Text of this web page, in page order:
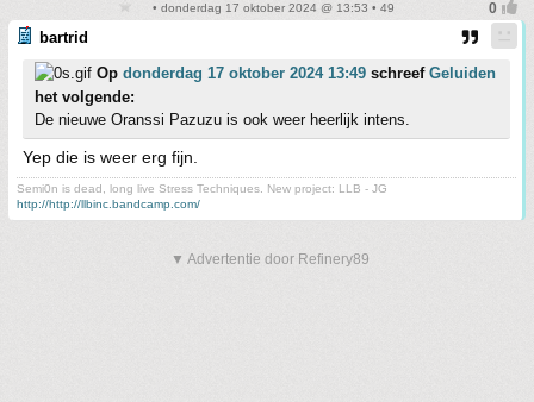
• donderdag 17 oktober 2024 @ 13:53 • 49
bartrid
Op donderdag 17 oktober 2024 13:49 schreef Geluiden
het volgende:
De nieuwe Oranssi Pazuzu is ook weer heerlijk intens.
Yep die is weer erg fijn.
Semi0n is dead, long live Stress Techniques. New project: LLB - JG
http://http://llbinc.bandcamp.com/
▼ Advertentie door Refinery89